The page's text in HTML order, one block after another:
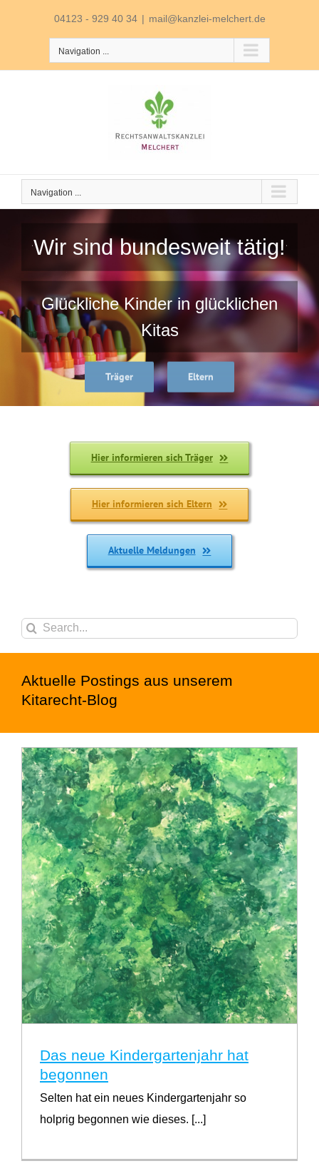
04123 - 929 40 34 | mail@kanzlei-melchert.de
Navigation ...
Navigation ...
Wir sind bundesweit tätig!
Glückliche Kinder in glücklichen
Kitas
Träger Eltern
Hier informieren sich Träger
Hier informieren sich Eltern
Aktuelle Meldungen
Suche
Aktuelle Postings aus unserem
Kitarecht-Blog
Das neue Kindergartenjahr hat
begonnen
Selten hat ein neues Kindergartenjahr so
holprig begonnen wie dieses. [...]